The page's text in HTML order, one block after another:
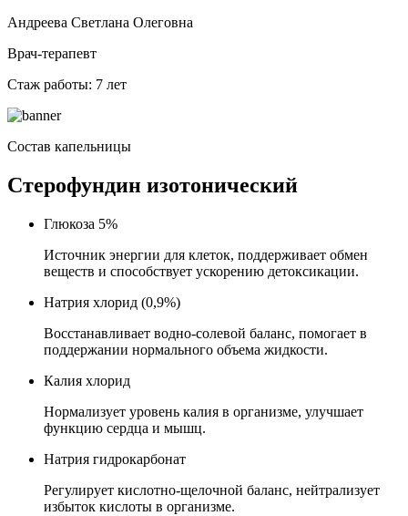
Андреева Светлана Олеговна
Врач-терапевт
Стаж работы: 7 лет
Состав капельницы
Стерофундин изотонический
Глюкоза 5%
Источник энергии для клеток, поддерживает обмен
веществ и способствует ускорению детоксикации.
Натрия хлорид (0,9%)
Восстанавливает водно-солевой баланс, помогает в
поддержании нормального объема жидкости.
Калия хлорид
Нормализует уровень калия в организме, улучшает
функцию сердца и мышц.
Натрия гидрокарбонат
Регулирует кислотно-щелочной баланс, нейтрализует
избыток кислоты в организме.